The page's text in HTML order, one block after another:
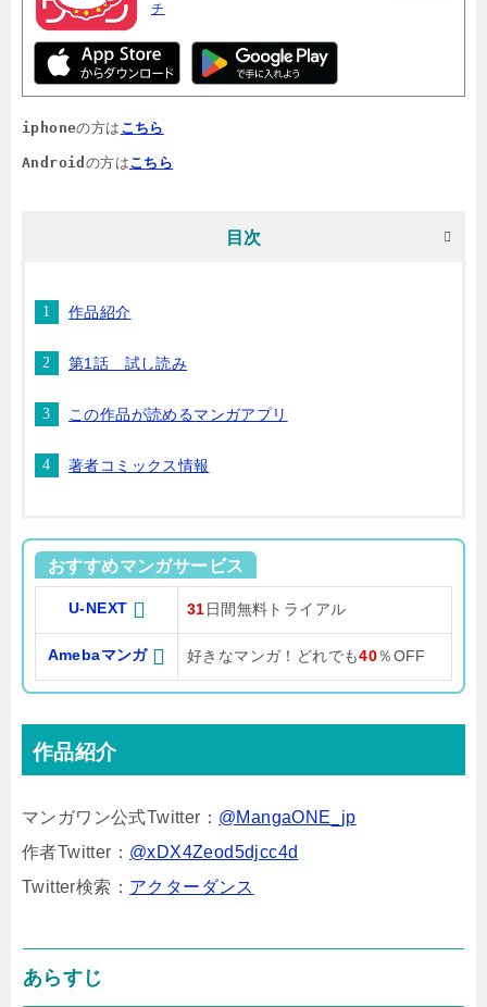
チ
iphoneの方は こちら
Android の方はこちら
目次
作品紹介
第1話 試し読み
この作品が読めるマンガアプリ
著者コミックス情報
おすすめマンガサービス
U-NEXT 31 日間無料トライアル
Amebaマンガ 好きなマンガ！どれでも40％OFF
作品紹介
マンガワン公式Twitter： @MangaONE_jp
作者Twitter： @xDX4Zeod5djcc4d
Twitter検索： アクターダンス
あらすじ